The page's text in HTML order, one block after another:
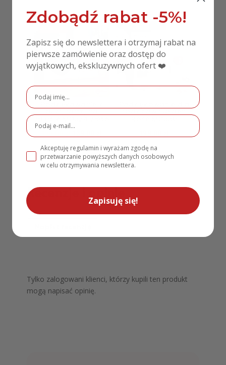
Podziękowanie z
dużą ramą na
190,00
rodziców Golden
Recenzje i opinie
Tylko zalogowani klienci, którzy kupili ten produkt
mogą napisać opinię.
Zdobądź rabat -5%!
Zapisz się do newslettera i otrzymaj rabat na
pierwsze zamówienie oraz dostęp do
wyjątkowych, ekskluzywnych ofert ❤️
Akceptuję regulamin i wyrażam zgodę na
przetwarzanie powyższych danych osobowych
w celu otrzymywania newslettera.
Zapisuję się!